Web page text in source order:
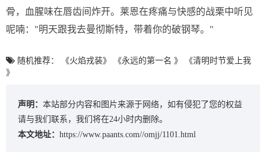
骨，血腥味在唇齿间炸开。莱恩在疼痛与快感的战栗中听见
呢喃："明天跟我去曼彻斯特，带着你的破钢琴。"
随机推荐： 《火焰戎装》 《永远的第一名 》
《清明时节爱上我
》
声明： 本站部分内容和图片来源于网络，如有侵犯了您的权益
请与我们联系，我们将在24小时内删除。
本文地址： https://www.paants.com//omjj/1101.html